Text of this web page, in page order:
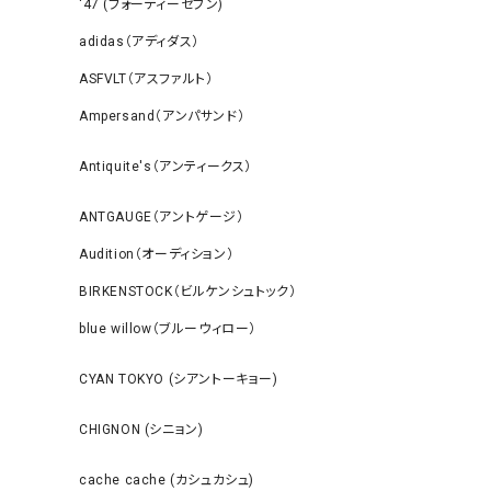
‘47 (フォーティーセブン)
adidas（アディダス）
ASFVLT（アスファルト）
Ampersand（アンパサンド）
Antiquite's（アンティークス）
ANTGAUGE（アントゲージ）
Audition（オーディション）
BIRKENSTOCK（ビルケンシュトック）
blue willow（ブルーウィロー）
CYAN TOKYO (シアントーキョー)
CHIGNON (シニョン)
cache cache (カシュカシュ)